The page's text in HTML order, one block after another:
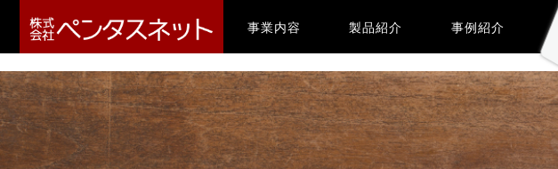
事業内容 (current)製品紹介 事例紹介